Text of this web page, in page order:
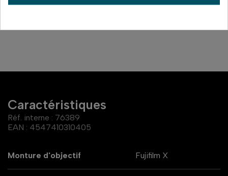
Caractéristiques
Réf. interne : 76389
EAN : 4547410310405
Monture d'objectif Fujifilm X